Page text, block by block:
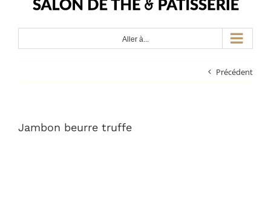
Aller à...
Précédent
Jambon beurre truffe